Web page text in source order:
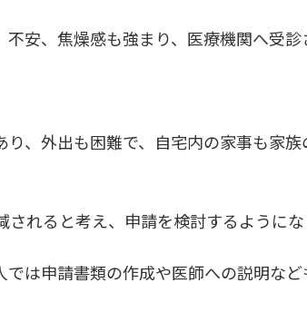
安、焦燥感も強まり、医療機関へ受診
、外出も困難で、自宅内の家事も家
れると考え、申請を検討するようにな
は申請書類の作成や医師への説明な